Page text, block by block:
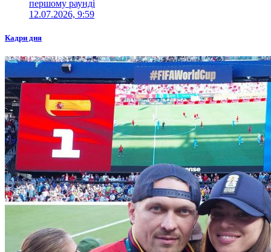
першому раунді
12.07.2026, 9:59
Кадри дня